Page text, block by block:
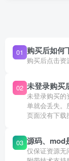
01 购买后如何
购买后点击
02 未登录购买
未登录购买的
单就会丢失。
页面没有下载
03 源码、mod
仅保证资源无